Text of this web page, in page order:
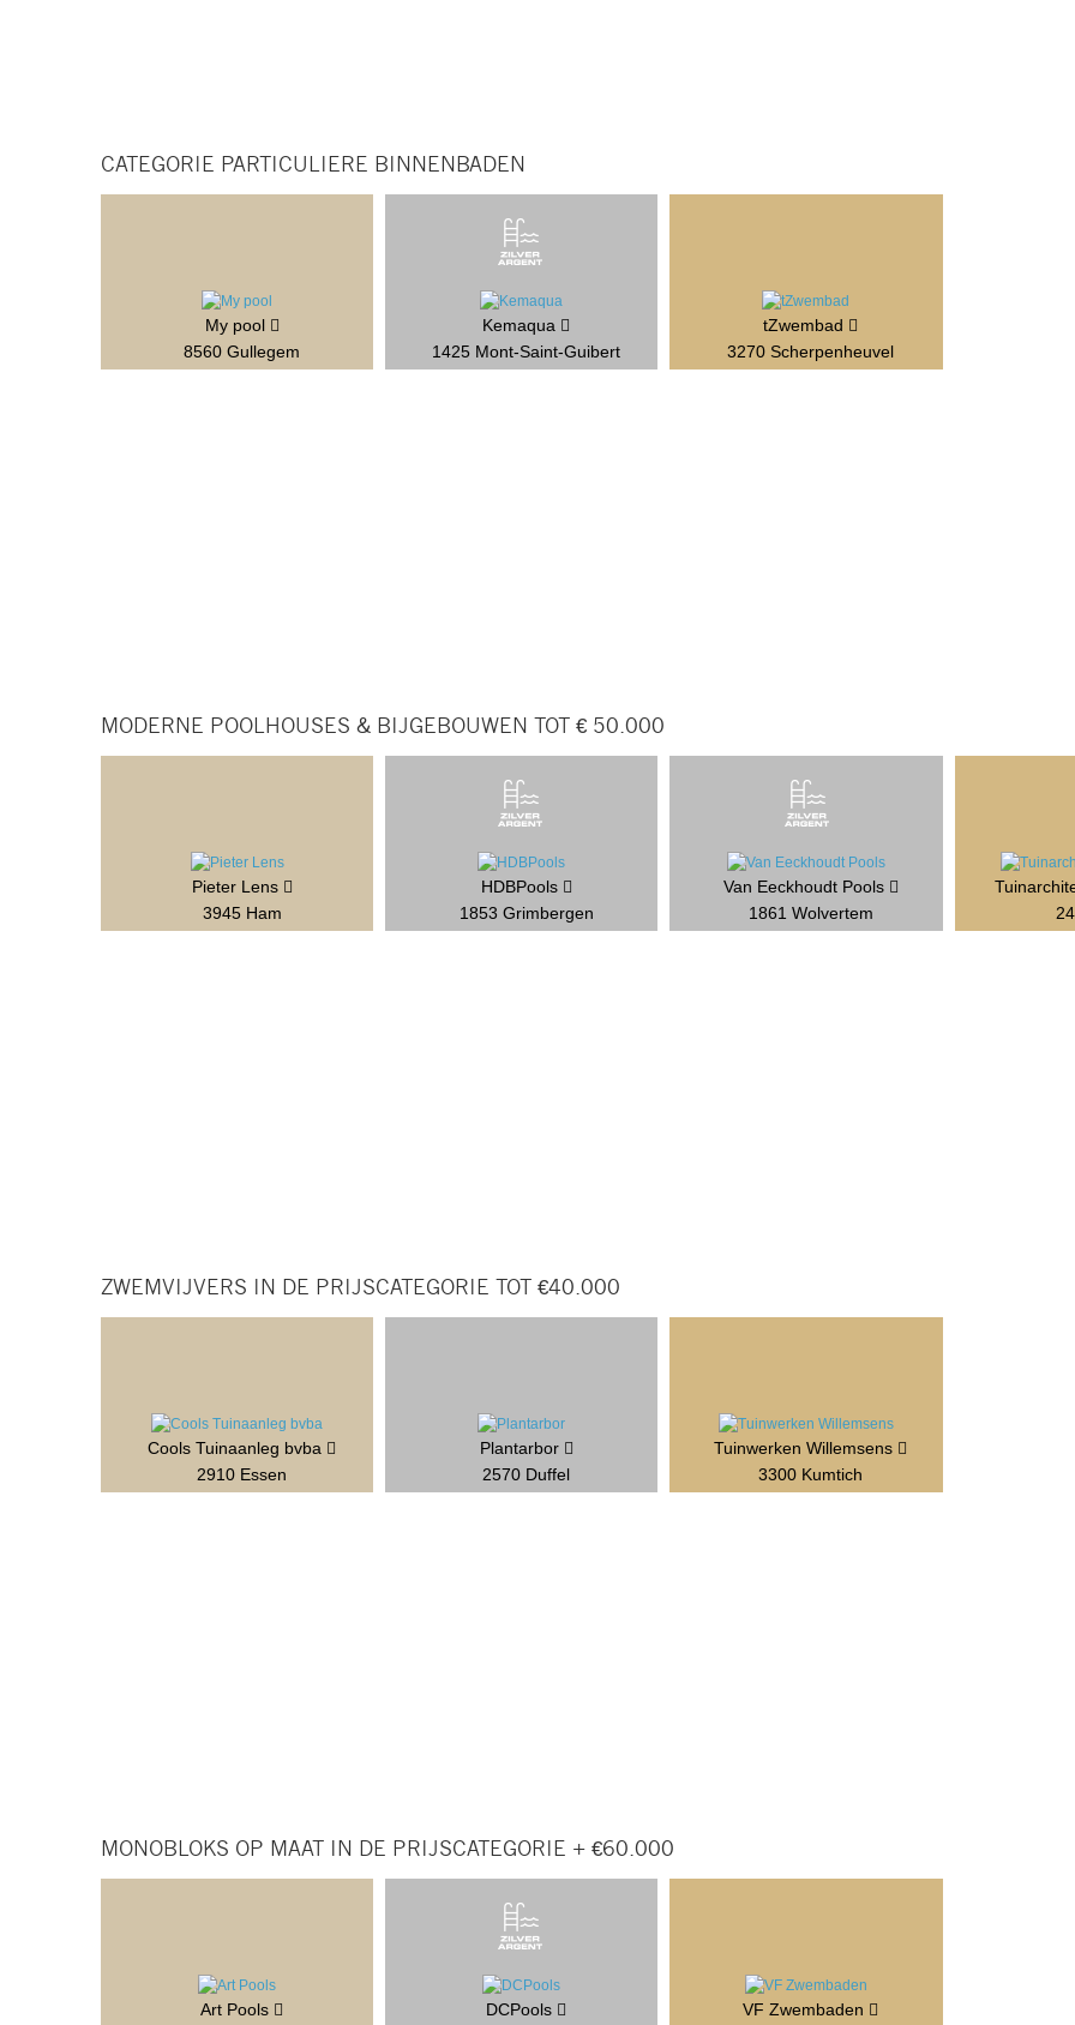
CATEGORIE PARTICULIERE BINNENBADEN
My pool
8560 Gullegem
Kemaqua
1425 Mont-Saint-Guibert
tZwembad
3270 Scherpenheuvel
MODERNE POOLHOUSES & BIJGEBOUWEN TOT € 50.000
Pieter Lens
3945 Ham
HDBPools
1853 Grimbergen
Van Eeckhoudt Pools
1861 Wolvertem
ZWEMVIJVERS IN DE PRIJSCATEGORIE TOT €40.000
Cools Tuinaanleg bvba
2910 Essen
Plantarbor
2570 Duffel
Tuinwerken Willemsens
3300 Kumtich
MONOBLOKS OP MAAT IN DE PRIJSCATEGORIE + €60.000
Art Pools DCPools VF Zwembaden